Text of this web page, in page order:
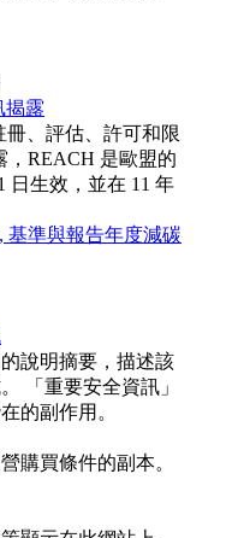
揭露
、評估、許可和限
，REACH 是歐盟的
日生效，並在 11 年
基準與報告年度減碳
說明摘要，描述該
「重要安全資訊」
的副作用。
購買條件的副本。